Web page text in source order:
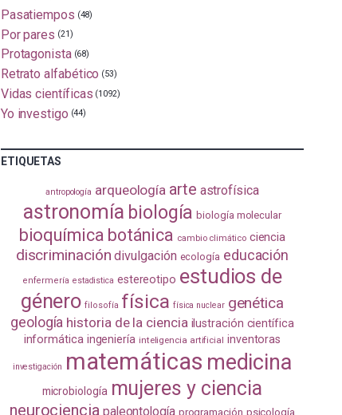
Pasatiempos (48)
Por pares (21)
Protagonista (68)
Retrato alfabético (53)
Vidas científicas (1092)
Yo investigo (44)
ETIQUETAS
antropología arqueología arte astrofísica
astronomía biología biología molecular
bioquímica botánica cambio climático ciencia
discriminación divulgación ecología educación
enfermería estadistica estereotipo estudios de
género filosofía física física nuclear genética
geología historia de la ciencia ilustración científica
informática ingeniería inteligencia artificial inventoras
investigación matemáticas medicina
microbiología mujeres y ciencia
neurociencia paleontología programación psicología